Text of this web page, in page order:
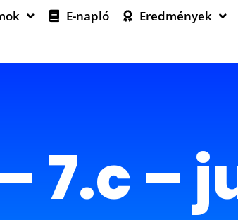
E-napló Eredmények
7.c –